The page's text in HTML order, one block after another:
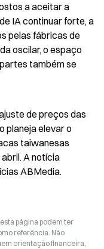
a aceitar a
IA continuar forte, a
pelas fábricas de
oscilar, o espaço
também se
de preços das
planeja elevar o
taiwanesas
A notícia
ABMedia.
página podem ter
referência. Não
orientação financeira,